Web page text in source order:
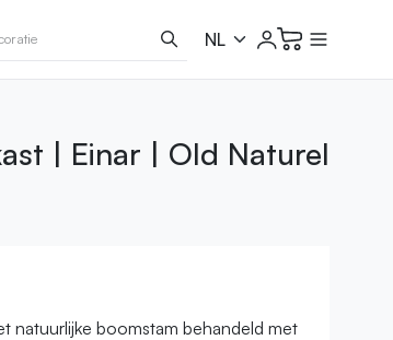
| Einar | Old Naturel
natuurlijke boomstam behandeld met